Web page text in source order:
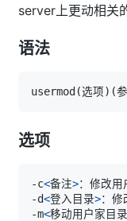
server上更动相关
语法
usermod (选项) (
选项
-c<备注>
-d<登入目录>
-m<移动用户家目录